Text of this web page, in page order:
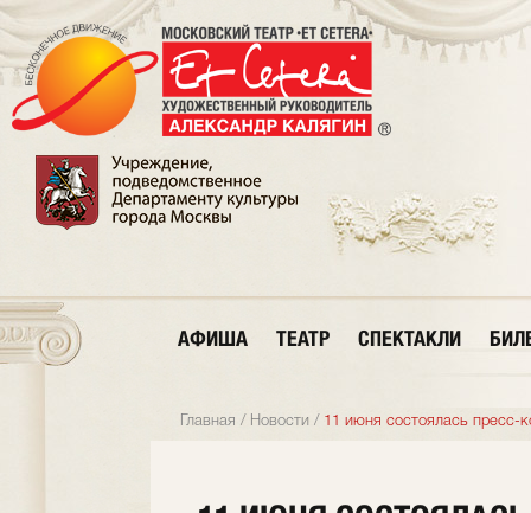
АФИША ТЕАТР СПЕКТАКЛИ
Главная / Новости / 11 июня состоялась пресс-